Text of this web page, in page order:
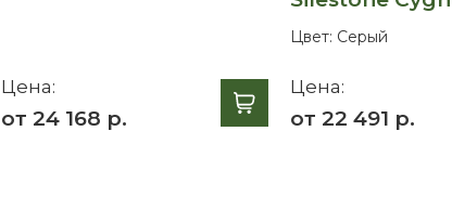
Цена:
от 24 168 р.
Цвет: Серый
Цена:
от 22 491 р.